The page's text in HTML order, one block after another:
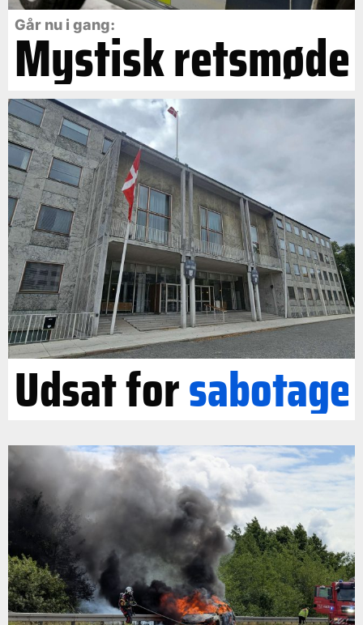
Går nu i gang:
Mystisk retsmøde
Udsat forsabotage